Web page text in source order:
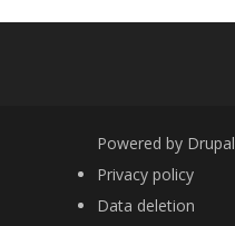
Powered by Drupal
FOOTER
Privacy policy
Data deletion